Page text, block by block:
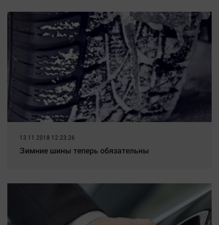
13.11.2018 12:23:26
Зимние шины теперь обязательны